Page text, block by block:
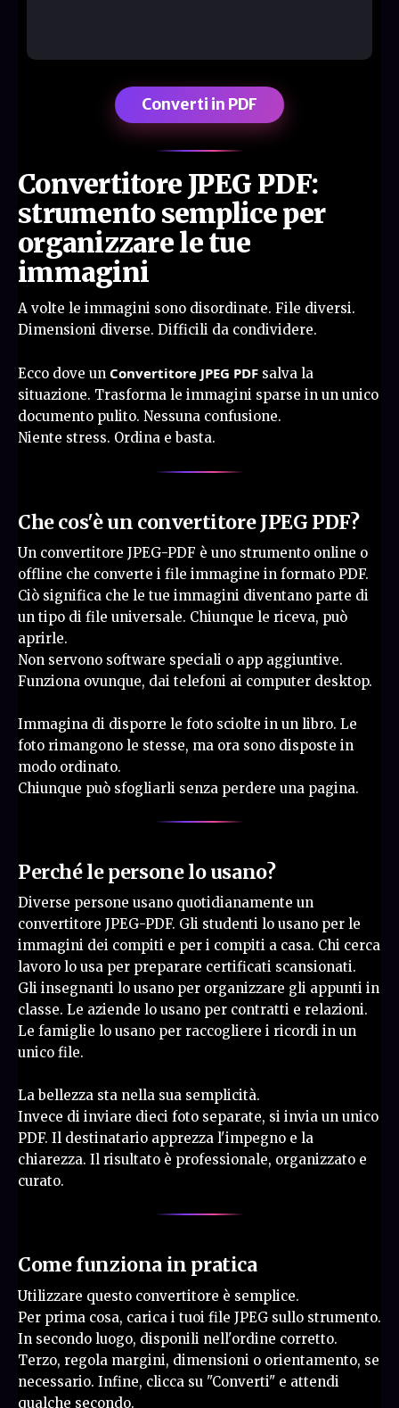
Converti in PDF
Convertitore JPEG PDF:
strumento semplice per
organizzare le tue
immagini
A volte le immagini sono disordinate. File diversi.
Dimensioni diverse. Difficili da condividere.
Ecco dove un Convertitore JPEG PDF salva la
situazione. Trasforma le immagini sparse in un unico
documento pulito. Nessuna confusione.
Niente stress. Ordina e basta.
Che cos'è un convertitore JPEG PDF?
Un convertitore JPEG-PDF è uno strumento online o
offline che converte i file immagine in formato PDF.
Ciò significa che le tue immagini diventano parte di
un tipo di file universale. Chiunque le riceva, può
aprirle.
Non servono software speciali o app aggiuntive.
Funziona ovunque, dai telefoni ai computer desktop.
Immagina di disporre le foto sciolte in un libro. Le
foto rimangono le stesse, ma ora sono disposte in
modo ordinato.
Chiunque può sfogliarli senza perdere una pagina.
Perché le persone lo usano?
Diverse persone usano quotidianamente un
convertitore JPEG-PDF. Gli studenti lo usano per le
immagini dei compiti e per i compiti a casa. Chi cerca
lavoro lo usa per preparare certificati scansionati.
Gli insegnanti lo usano per organizzare gli appunti in
classe. Le aziende lo usano per contratti e relazioni.
Le famiglie lo usano per raccogliere i ricordi in un
unico file.
La bellezza sta nella sua semplicità.
Invece di inviare dieci foto separate, si invia un unico
PDF. Il destinatario apprezza l'impegno e la
chiarezza. Il risultato è professionale, organizzato e
curato.
Come funziona in pratica
Utilizzare questo convertitore è semplice.
Per prima cosa, carica i tuoi file JPEG sullo strumento.
In secondo luogo, disponili nell'ordine corretto.
Terzo, regola margini, dimensioni o orientamento, se
necessario. Infine, clicca su "Converti" e attendi
qualche secondo.